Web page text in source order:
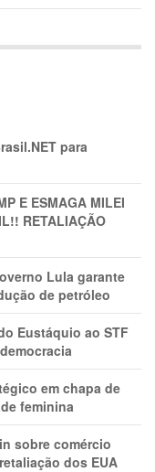
para
E ESMAGA MILEI
RETALIAÇÃO
Lula garante
de petróleo
Eustáquio ao STF
em chapa de
feminina
sobre comércio
dos EUA